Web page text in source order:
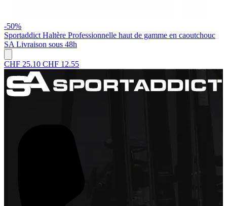
-50%
Sportaddict Haltère Professionnelle haut de gamme en caoutchouc
SA Livraison sous 48h
CHF 25.10 CHF 12.55